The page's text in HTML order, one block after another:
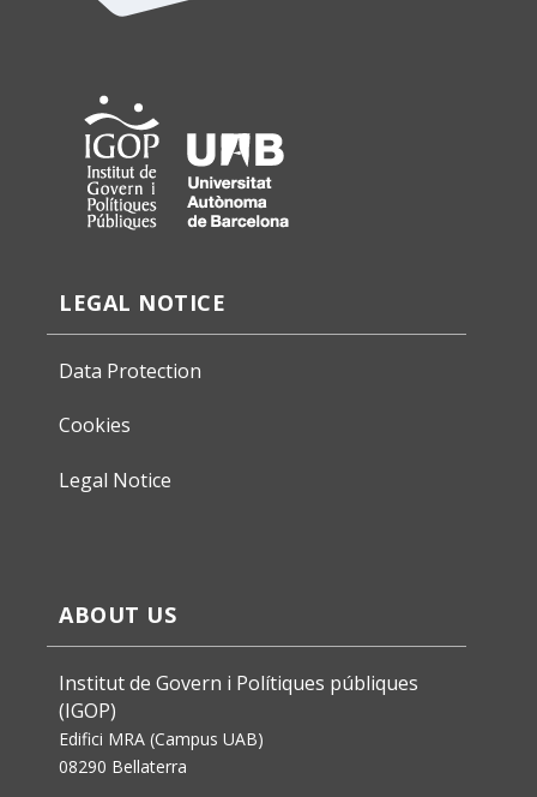
LEGAL NOTICE
Data Protection
Cookies
Legal Notice
ABOUT US
Institut de Govern i Polítiques públiques
(IGOP)
Edifici MRA (Campus UAB)
08290 Bellaterra